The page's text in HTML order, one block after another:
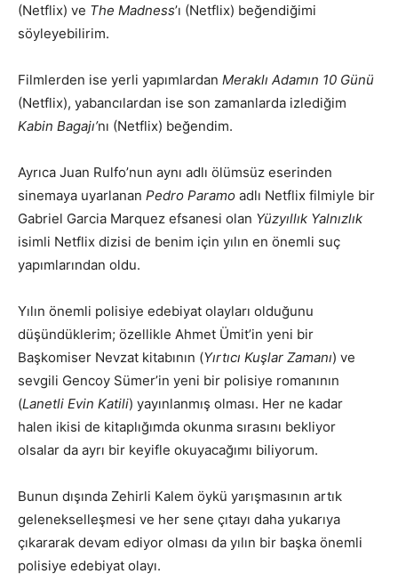
(Netflix) ve The Madness’ı (Netflix) beğendiğimi
söyleyebilirim.
Filmlerden ise yerli yapımlardan Meraklı Adamın 10 Günü
(Netflix), yabancılardan ise son zamanlarda izlediğim
Kabin Bagajı’nı (Netflix) beğendim.
Ayrıca Juan Rulfo’nun aynı adlı ölümsüz eserinden
sinemaya uyarlanan Pedro Paramo adlı Netflix filmiyle bir
Gabriel Garcia Marquez efsanesi olan Yüzyıllık Yalnızlık
isimli Netflix dizisi de benim için yılın en önemli suç
yapımlarından oldu.
Yılın önemli polisiye edebiyat olayları olduğunu
düşündüklerim; özellikle Ahmet Ümit’in yeni bir
Başkomiser Nevzat kitabının (Yırtıcı Kuşlar Zamanı) ve
sevgili Gencoy Sümer’in yeni bir polisiye romanının
(Lanetli Evin Katili) yayınlanmış olması. Her ne kadar
halen ikisi de kitaplığımda okunma sırasını bekliyor
olsalar da ayrı bir keyifle okuyacağımı biliyorum.
Bunun dışında Zehirli Kalem öykü yarışmasının artık
gelenekselleşmesi ve her sene çıtayı daha yukarıya
çıkararak devam ediyor olması da yılın bir başka önemli
polisiye edebiyat olayı.